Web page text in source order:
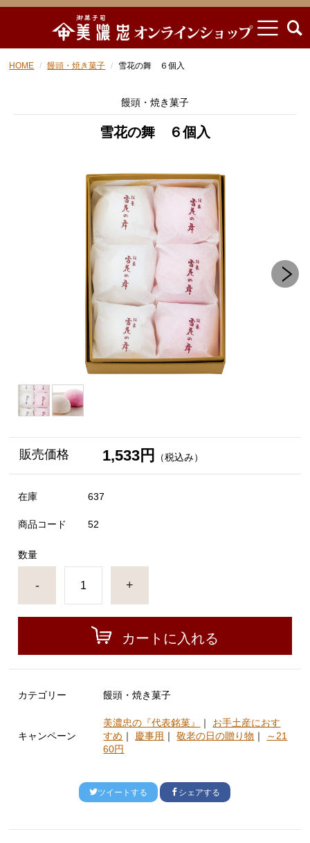
HOME 饅頭・焼き菓子 雪花の舞 ６個入
饅頭・焼き菓子
雪花の舞 ６個入
販売価格 1,533円 （税込み）
在庫 637
商品コード 52
数量
- +
カートに入れる
カテゴリー 饅頭・焼き菓子
キャンペーン
美濃忠の『代表銘菓』 ｜ お手土産におす
すめ ｜ 慶事用 ｜敬老の日の贈り物 ｜
～21
60円
ツイートする シェアする